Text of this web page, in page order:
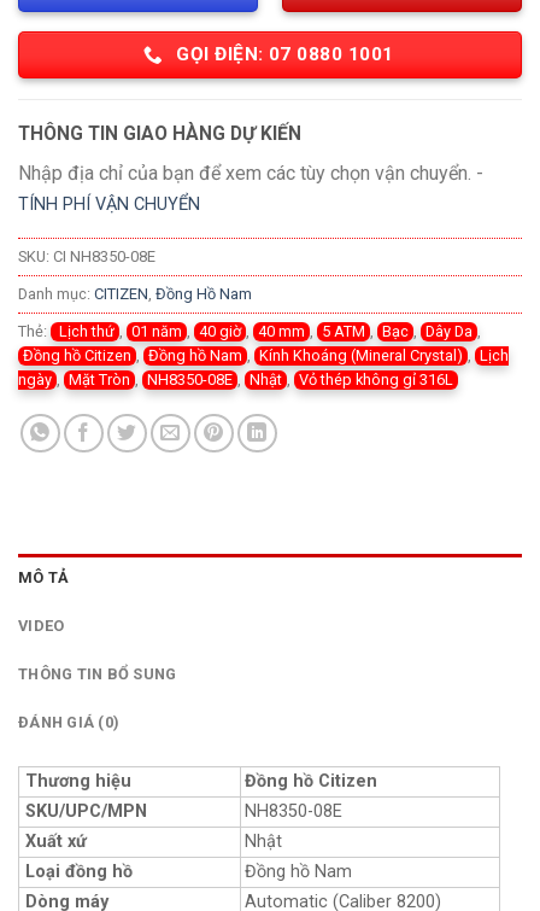
GỌI ĐIỆN: 07 0880 1001
THÔNG TIN GIAO HÀNG DỰ KIẾN
Nhập địa chỉ của bạn để xem các tùy chọn vận chuyển. -
TÍNH PHÍ VẬN CHUYỂN
SKU: CI NH8350-08E
Danh mục: CITIZEN Đồng Hồ Nam
Thẻ: Lịch thứ 01 năm 40 giờ 40 mm 5 ATM Bạc Dây Da
Đồng hồ Citizen
Đồng hồ Nam Kính Khoáng (Mineral Crystal)
Lịch
ngày
Mặt Tròn NH8350-08E Nhật Vỏ thép không gỉ 316L
MÔ TẢ
VIDEO
THÔNG TIN BỔ SUNG
ĐÁNH GIÁ (0)
Thương hiệu
Đồng hồ Citizen
SKU/UPC/MPN
NH8350-08E
Xuất xứ
Nhật
Loại đồng hồ
Đồng hồ Nam
Dòng máy
Automatic (Caliber 8200)